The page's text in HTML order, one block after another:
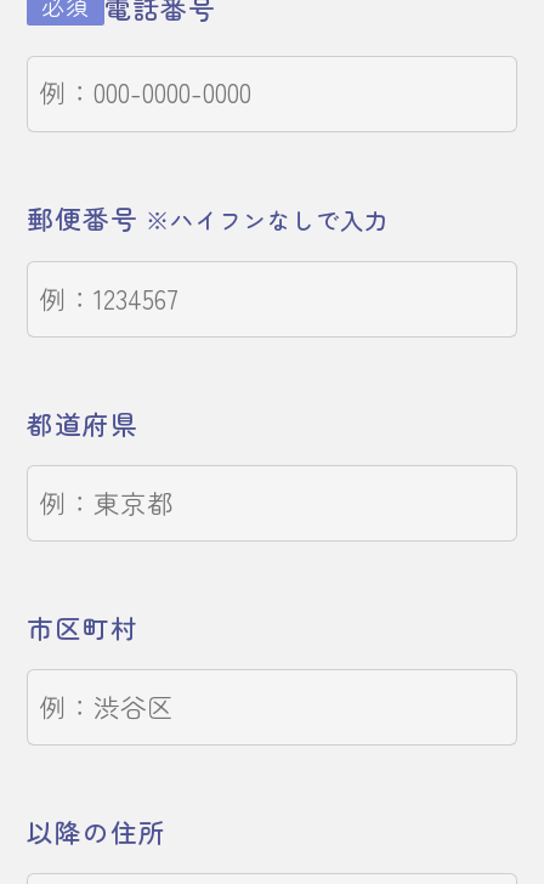
必須 電話番号
郵便番号 ※ハイフンなしで入力
都道府県
市区町村
以降の住所